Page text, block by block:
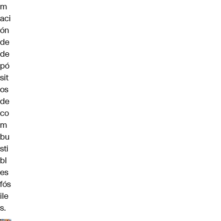
m
aci
ón
de
de
pó
sit
os
de
co
m
bu
sti
bl
es
fós
ile
s.